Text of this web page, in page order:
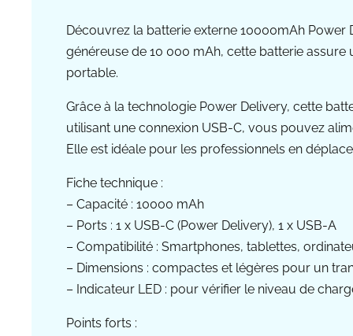
Découvrez la batterie externe 10000mAh
généreuse de 10 000 mAh, cette batterie
portable.
Grâce à la technologie Power Delivery, cette
utilisant une connexion USB-C, vous pouvez
Elle est idéale pour les professionnels en
Fiche technique :
– Capacité : 10000 mAh
– Ports : 1 x USB-C (Power Delivery), 1 x USB-A
– Compatibilité : Smartphones, tablettes,
– Dimensions : compactes et légères pour un
– Indicateur LED : pour vérifier le niveau de
Points forts :